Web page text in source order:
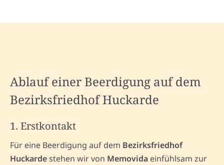
Ablauf einer Beerdigung auf dem
Bezirksfriedhof Huckarde
1. Erstkontakt
Für eine Beerdigung auf dem Bezirksfriedhof
Huckardestehen wir von Memovida einfühlsam zur